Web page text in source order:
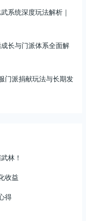
系统深度玩法解析｜
长与门派体系全面解
门派捐献玩法与长期发
林！
收益
得